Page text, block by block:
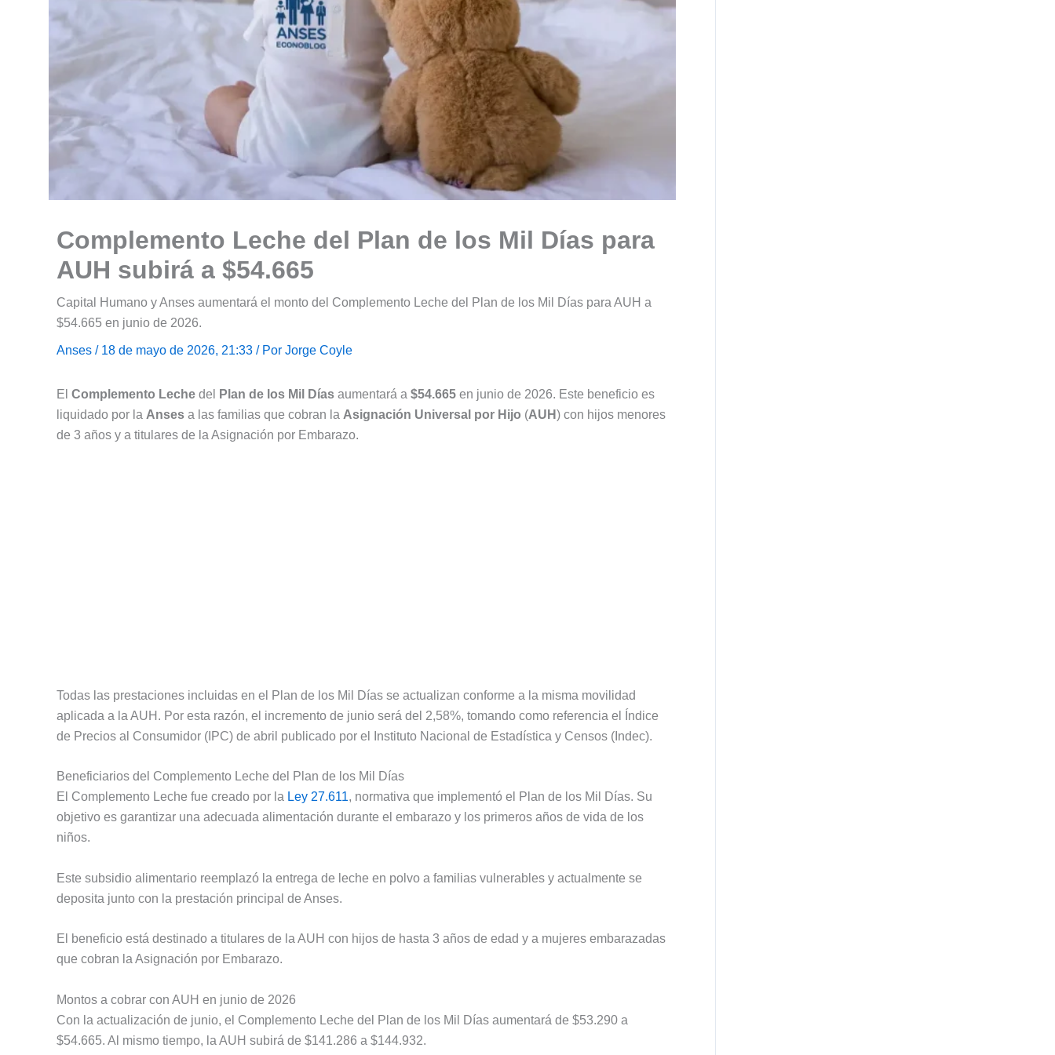
Complemento Leche del Plan de los Mil Días para
AUH subirá a $54.665
Capital Humano y Anses aumentará el monto del Complemento Leche del Plan de los Mil Días para AUH a
$54.665 en junio de 2026.
Anses / 18 de mayo de 2026, 21:33 / Por Jorge Coyle
El Complemento Leche del Plan de los Mil Días aumentará a $54.665 en junio de 2026. Este beneficio es
liquidado por la Anses a las familias que cobran la Asignación Universal por Hijo (AUH ) con hijos menores
de 3 años y a titulares de la Asignación por Embarazo.
Todas las prestaciones incluidas en el Plan de los Mil Días se actualizan conforme a la misma movilidad
aplicada a la AUH. Por esta razón, el incremento de junio será del 2,58%, tomando como referencia el Índice
de Precios al Consumidor (IPC) de abril publicado por el Instituto Nacional de Estadística y Censos (Indec).
Beneficiarios del Complemento Leche del Plan de los Mil Días
El Complemento Leche fue creado por la Ley 27.611, normativa que implementó el Plan de los Mil Días. Su
objetivo es garantizar una adecuada alimentación durante el embarazo y los primeros años de vida de los
niños.
Este subsidio alimentario reemplazó la entrega de leche en polvo a familias vulnerables y actualmente se
deposita junto con la prestación principal de Anses.
El beneficio está destinado a titulares de la AUH con hijos de hasta 3 años de edad y a mujeres embarazadas
que cobran la Asignación por Embarazo.
Montos a cobrar con AUH en junio de 2026
Con la actualización de junio, el Complemento Leche del Plan de los Mil Días aumentará de $53.290 a
$54.665. Al mismo tiempo, la AUH subirá de $141.286 a $144.932.